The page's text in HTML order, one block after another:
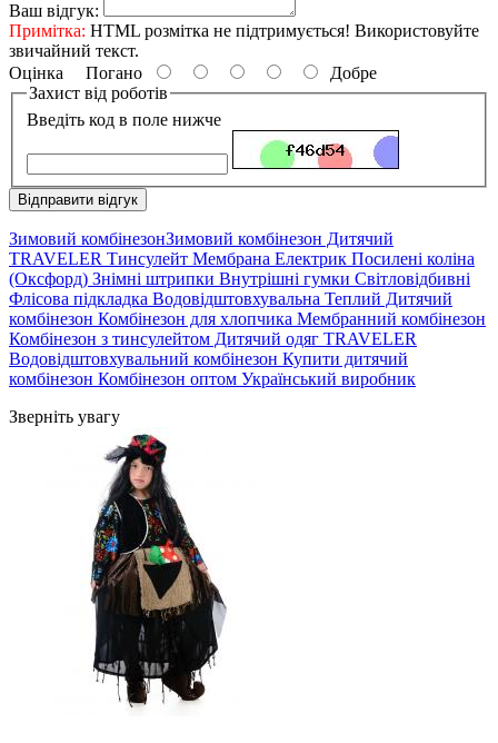
Ваш відгук:
Примітка: HTML розмітка не підтримується! Використовуйте
звичайний текст.
Оцінка Погано
Добре
Захист від роботів
Введіть код в поле нижче
Відправити відгук
Зимовий комбінезонЗимовий комбінезон Дитячий
TRAVELER Тинсулейт Мембрана Електрик Посилені коліна
(Оксфорд) Знімні штрипки Внутрішні гумки Світловідбивні
Флісова підкладка Водовідштовхувальна Теплий Дитячий
комбінезон Комбінезон для хлопчика Мембранний комбінезон
Комбінезон з тинсулейтом Дитячий одяг TRAVELER
Водовідштовхувальний комбінезон Купити дитячий
комбінезон Комбінезон оптом Український виробник
Зверніть увагу